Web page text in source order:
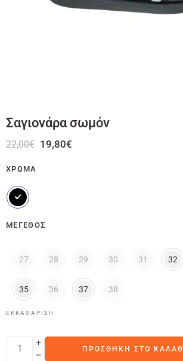
Σαγιονάρα σωμόν
22,00€ 19,80€
ΧΡΏΜΑ
ΜΈΓΕΘΟΣ
27 28 29 30 31 32
35 36 37 38
ΕΚΚΑΘΆΡΙΣΗ
ΠΡΟΣΘΉΚΗ ΣΤΟ ΚΑΛΆΘΙ